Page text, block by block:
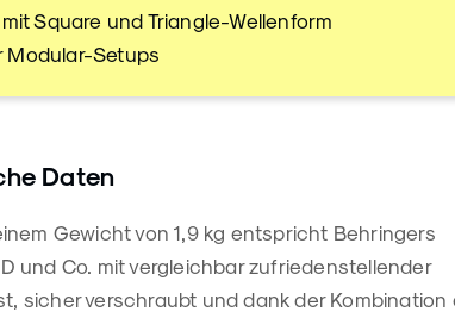
Square und Triangle-Wellenform
Modular-Setups
Daten
Gewicht von 1,9 kg entspricht Behringers
und Co. mit vergleichbar zufriedenstellender
sicher verschraubt und dank der Kombination